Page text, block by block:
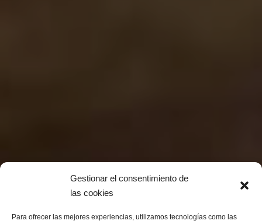
Gestionar el consentimiento de
las cookies
Para ofrecer las mejores experiencias, utilizamos tecnologías como las